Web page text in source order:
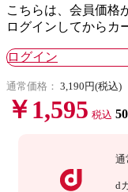
こちらは、会員価格
ログインしてからカ
ログイン
通常価格： 3,190円(税込)
￥1,595 税込
通
d